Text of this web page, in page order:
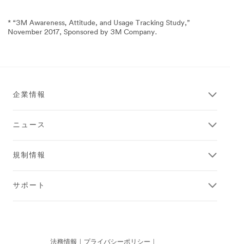
* “3M Awareness, Attitude, and Usage Tracking Study,”
November 2017, Sponsored by 3M Company.
企業情報
ニュース
規制情報
サポート
法務情報 プライバシーポリシー